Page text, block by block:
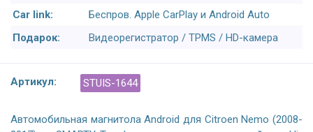
Car link:
Беспров. Apple CarPlay и Android Auto
Подарок:
Видеорегистратор / TPMS / HD-камера
Артикул: STUIS-1644
Автомобильная магнитола Android для Citroen Nemo (2008-